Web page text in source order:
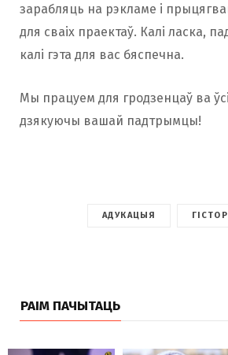
зарабляць на рэкламе і
для сваіх праектаў. Калі ласка,
калі гэта для вас бяспечна.
Мы працуем для гродзенцаў ва
дзякуючы вашай падтрымцы!
АДУКАЦЫЯ
РАІМ ПАЧЫТАЦЬ